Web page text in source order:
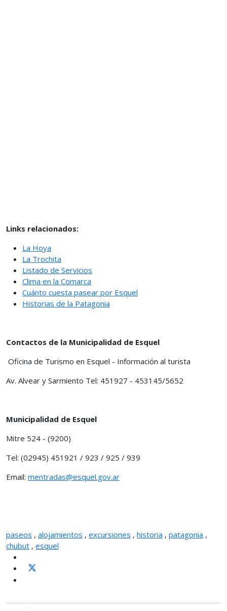
Links relacionados:
La Hoya
La Trochita
Listado de Servicios
Clima en la Comarca
Cuánto cuesta pasear por Esquel
Historias de la Patagonia
Contactos de la Municipalidad de Esquel
Oficina de Turismo en Esquel - Información al turista
Av. Alvear y Sarmiento Tel: 451927 - 453145/5652
Municipalidad de Esquel
Mitre 524 - (9200)
Tel: (02945) 451921 / 923 / 925 / 939
Email: mentradas@esquel.gov.ar
paseos , alojamientos , excursiones , historia , patagonia ,
chubut , esquel